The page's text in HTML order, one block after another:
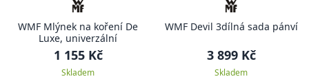
WMF Mlýnek na koření De
Luxe, univerzální
1 155 Kč
Skladem
WMF Devil 3dílná sada pánví
3 899 Kč
Skladem